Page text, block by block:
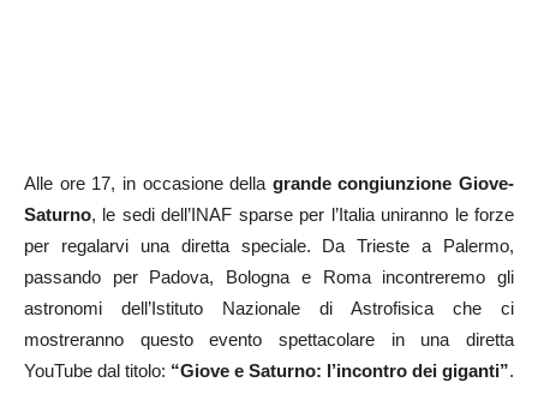
Alle ore 17, in occasione della grande congiunzione Giove-
Saturno, le sedi dell’INAF sparse per l’Italia uniranno le forze
per regalarvi una diretta speciale. Da Trieste a Palermo,
passando per Padova, Bologna e Roma incontreremo gli
astronomi dell’Istituto Nazionale di Astrofisica che ci
mostreranno questo evento spettacolare in una diretta
YouTube dal titolo: “Giove e Saturno: l’incontro dei giganti”.